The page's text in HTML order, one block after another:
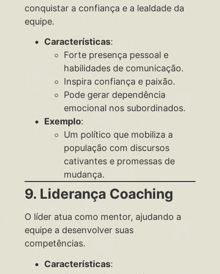
conquistar a confiança e a lealdade da
equipe.
Características:
Forte presença pessoal e
habilidades de comunicação.
Inspira confiança e paixão.
Pode gerar dependência
emocional nos subordinados.
Exemplo:
Um político que mobiliza a
população com discursos
cativantes e promessas de
mudança.
9. Liderança Coaching
O líder atua como mentor, ajudando a
equipe a desenvolver suas
competências.
Características: